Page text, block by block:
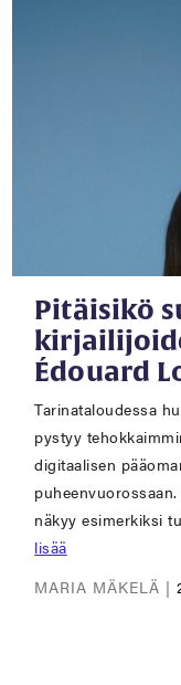
Pitäisikö
Édouard
Tarinataloudessa
pystyy
digitaalisen
näkyy esimerkiksi
lisää
MARIA MÄKELÄ |